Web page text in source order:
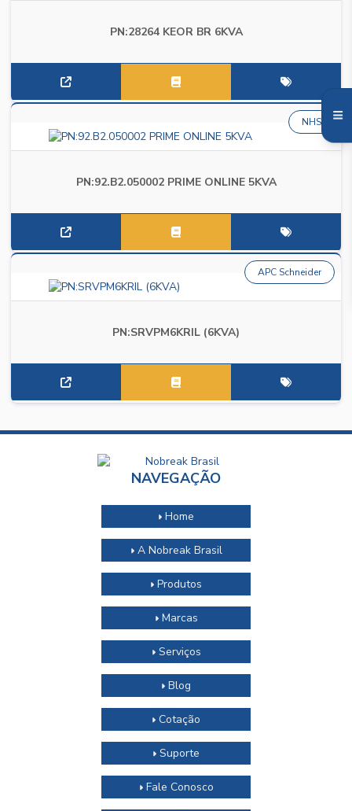
PN:28264 KEOR BR 6KVA
PN:92.B2.050002 PRIME ONLINE 5KVA
NHS
PN:SRVPM6KRIL (6KVA)
APC Schneider
NAVEGAÇÃO
Home
A Nobreak Brasil
Produtos
Marcas
Serviços
Blog
Cotação
Suporte
Fale Conosco